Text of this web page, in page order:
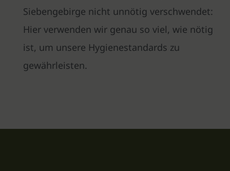
Siebengebirge nicht unnötig verschwendet:
Hier verwenden wir genau so viel, wie nötig
ist, um unsere Hygienestandards zu
gewährleisten.